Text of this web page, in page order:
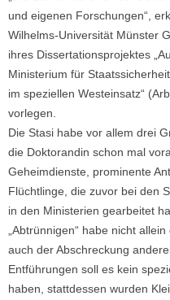
und eigenen Forschungen“,
Wilhelms-Universität Münster
ihres Dissertationsprojektes
Ministerium für
im speziellen Westeinsatz“
vorlegen.
Die Stasi habe vor allem drei
die Doktorandin schon mal
Geheimdienste, prominente
Flüchtlinge, die zuvor bei den
in den Ministerien gearbeitet
„Abtrünnigen“ habe nicht
auch der Abschreckung
Entführungen soll es kein
haben, stattdessen wurden